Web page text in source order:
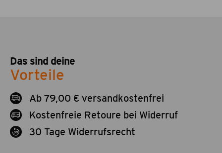
Das sind deine
Vorteile
Ab 79,00 € versandkostenfrei
Kostenfreie Retoure bei Widerruf
30 Tage Widerrufsrecht